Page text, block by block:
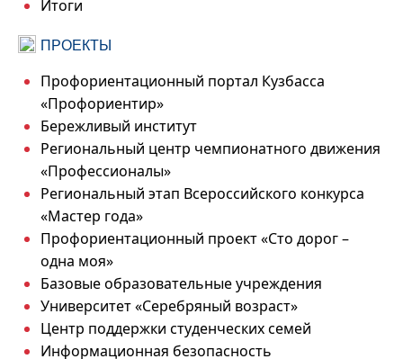
Итоги
ПРОЕКТЫ
Профориентационный портал Кузбасса
«Профориентир»
Бережливый институт
Региональный центр чемпионатного движения
«Профессионалы»
Региональный этап Всероссийского конкурса
«Мастер года»
Профориентационный проект «Сто дорог –
одна моя»
Базовые образовательные учреждения
Университет «Серебряный возраст»
Центр поддержки студенческих семей
Информационная безопасность